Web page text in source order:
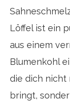
Löffel ist ein
aus einem
Blumenkohl
die dich nicht
bringt,